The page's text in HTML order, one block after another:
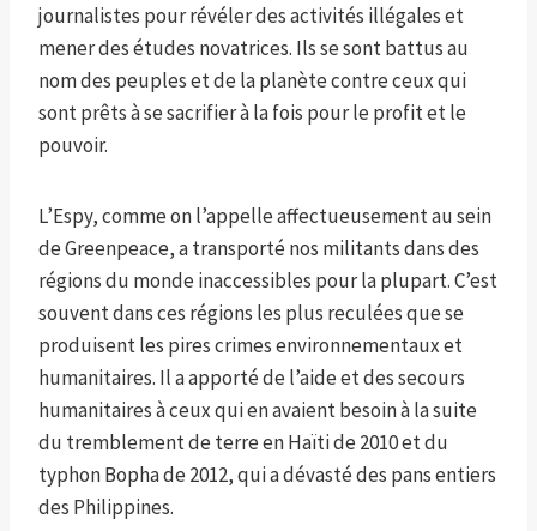
journalistes pour révéler des activités illégales et
mener des études novatrices. Ils se sont battus au
nom des peuples et de la planète contre ceux qui
sont prêts à se sacrifier à la fois pour le profit et le
pouvoir.
L’Espy, comme on l’appelle affectueusement au sein
de Greenpeace, a transporté nos militants dans des
régions du monde inaccessibles pour la plupart. C’est
souvent dans ces régions les plus reculées que se
produisent les pires crimes environnementaux et
humanitaires. Il a apporté de l’aide et des secours
humanitaires à ceux qui en avaient besoin à la suite
du tremblement de terre en Haïti de 2010 et du
typhon Bopha de 2012, qui a dévasté des pans entiers
des Philippines.